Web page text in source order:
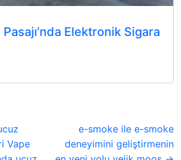
Elektronik Sigara
Vape
e-smoke ile e-smoke
deneyimini geliştirmenin